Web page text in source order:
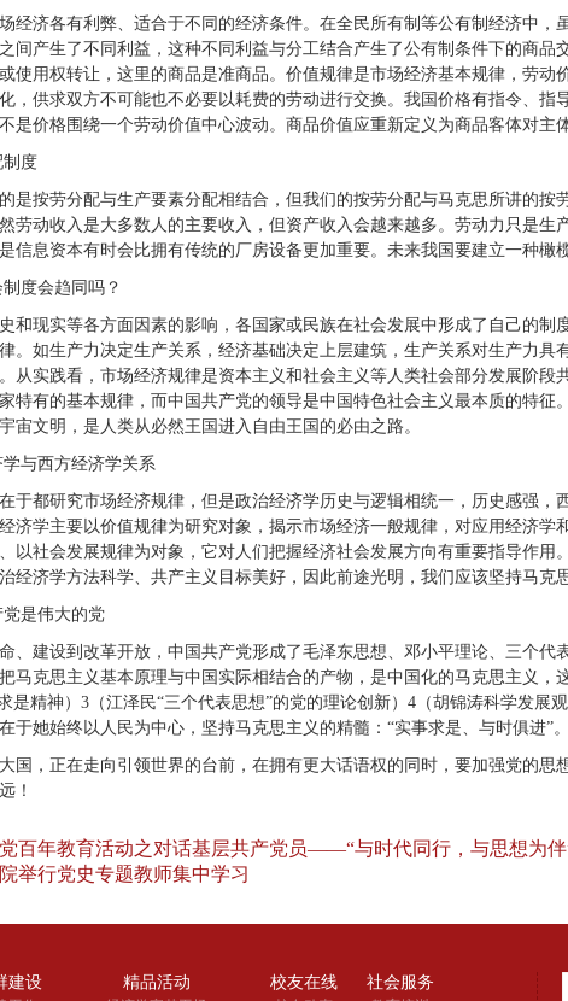
经济各有利弊、适合于不同的经济条件。在全民所有制等公有制经济中
间产生了不同利益，这种不同利益与分工结合产生了公有制条件下的商
使用权转让，这里的商品是准商品。价值规律是市场经济基本规律，劳
，供求双方不可能也不必要以耗费的劳动进行交换。我国价格有指令、
是价格围绕一个劳动价值中心波动。商品价值应重新定义为商品客体对主
制度
是按劳分配与生产要素分配相结合，但我们的按劳分配与马克思所讲的
劳动收入是大多数人的主要收入，但资产收入会越来越多。劳动力只是
信息资本有时会比拥有传统的厂房设备更加重要。未来我国要建立一种橄
度会趋同吗？
和现实等各方面因素的影响，各国家或民族在社会发展中形成了自己的
。如生产力决定生产关系，经济基础决定上层建筑，生产关系对生产力
从实践看，市场经济规律是资本主义和社会主义等人类社会部分发展阶段
特有的基本规律，而中国共产党的领导是中国特色社会主义最本质的特
宙文明，是人类从必然王国进入自由王国的必由之路。
与西方经济学关系
于都研究市场经济规律，但是政治经济学历史与逻辑相统一，历史感强
济学主要以价值规律为研究对象，揭示市场经济一般规律，对应用经济
以社会发展规律为对象，它对人们把握经济社会发展方向有重要指导作
经济学方法科学、共产主义目标美好，因此前途光明，我们应该坚持马克
是伟大的党
、建设到改革开放，中国共产党形成了毛泽东思想、邓小平理论、三个
马克思主义基本原理与中国实际相结合的产物，是中国化的马克思主义，
是精神）3（江泽民“三个代表思想”的党的理论创新）4（胡锦涛科学发
于她始终以人民为中心，坚持马克思主义的精髓：“实事求是、与时俱进”。
国，正在走向引领世界的台前，在拥有更大话语权的同时，要加强党的
！
百年教育活动之对话基层共产党员——“与时代同行，与思想为伴
举行党史专题教师集中学习
建设 精品活动 校友在线 社会服务